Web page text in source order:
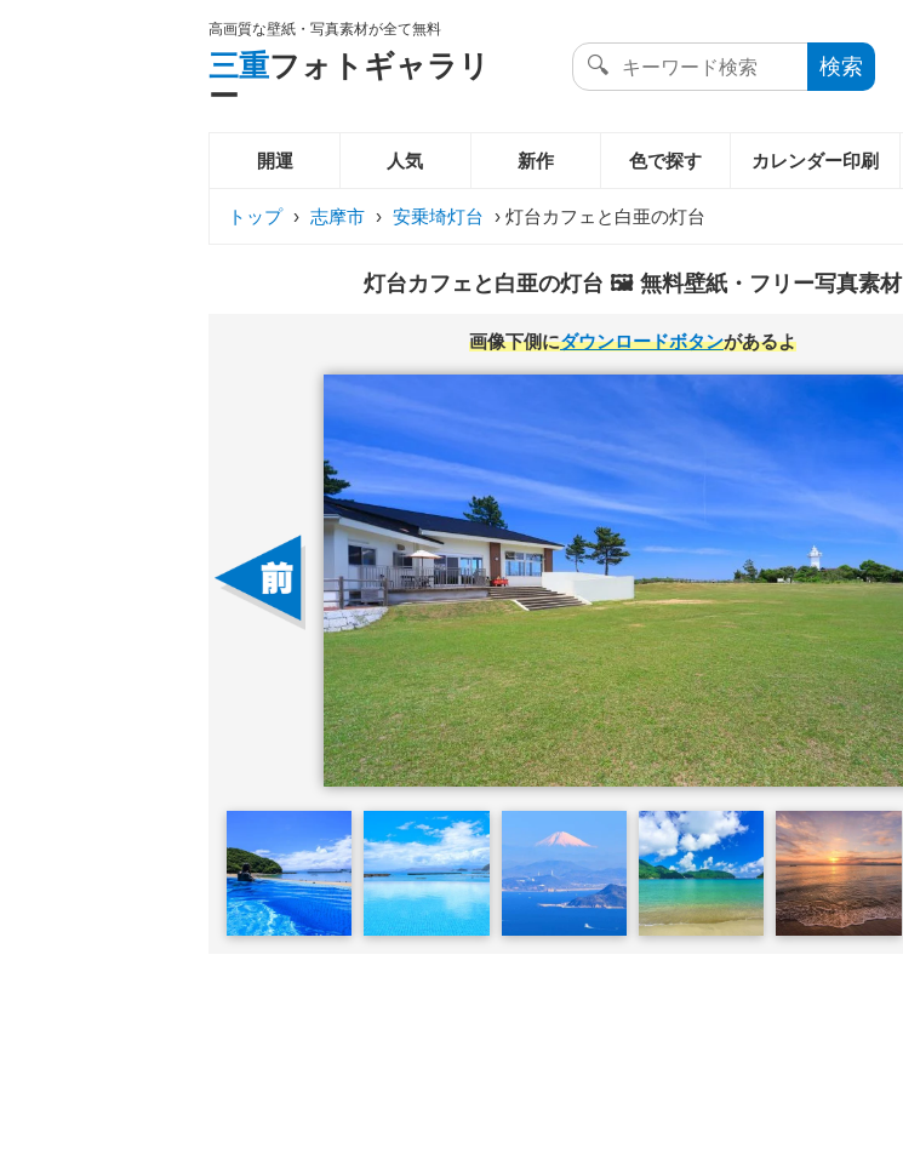
高画質な壁紙・写真素材が全て無料
三重フォトギャラリ
ー
開運 人気 新作 色で探す カレンダー印刷
トップ › 志摩市 › 安乗埼灯台 › 灯台カフェと白亜の灯台
灯台カフェと白亜の灯台 🖼️ 無料壁紙・フリー写真素材
画像下側にダウンロードボタンがあるよ